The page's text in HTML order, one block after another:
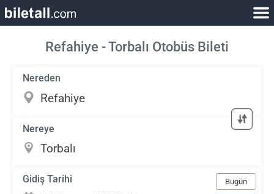
Refahiye - Torbalı Otobüs Bileti
Nereden
Nereye
Gidiş Tarihi Bugün